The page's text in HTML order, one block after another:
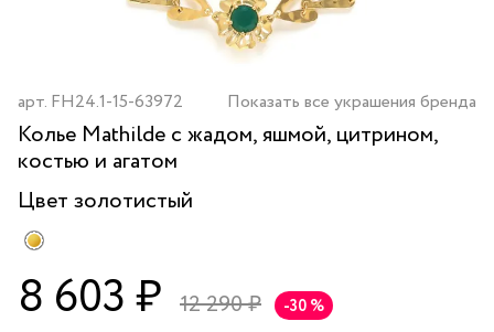
арт. FH24.1-15-63972 Показать все украшения бренда
Колье Mathilde с жадом, яшмой, цитрином,
костью и агатом
Цвет золотистый
8 603 ₽ 12 290 ₽ -30 %